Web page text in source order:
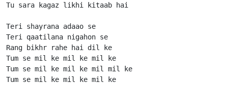
Tu sara kagaz likhi kitaab hai
Teri shayrana adaao se
Teri qaatilana nigahon se
Rang bikhr rahe hai dil ke
Tum se mil ke mil ke mil ke
Tum se mil ke mil ke mil mil ke
Tum se mil ke mil ke mil ke